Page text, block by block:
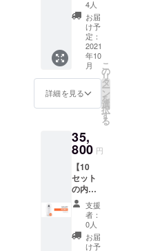
れ独占、ア
ウターやモ
バイルバッ
テリーなど
多数のプロ
1,000万円を
もに、様々
なメディア
にも取り上
げられてい
ます。
これからも
わたしたち
仕様、
デザイ
ンに関
しまし
ては一
部変更
になる
可能性
もござ
ださ
い。
・日本
語取扱
説明書
届け時
期は、
生産、
配送状
況によ
り遅れ
性もご
ざいま
す。 ※
送料込
の価格
となり
ます。
※商品の
仕様、
デザイ
ンに関
4人
お届
け予
定：
2021
年10
月
詳細を見る
こ
の
リ
タ
ー
ン
を
選
択
す
る
35,
800 円
【10
セット
の内
容】 ・
「Ther
moDoc
k」x10
・日本
支援
者：
0人
お届
け予